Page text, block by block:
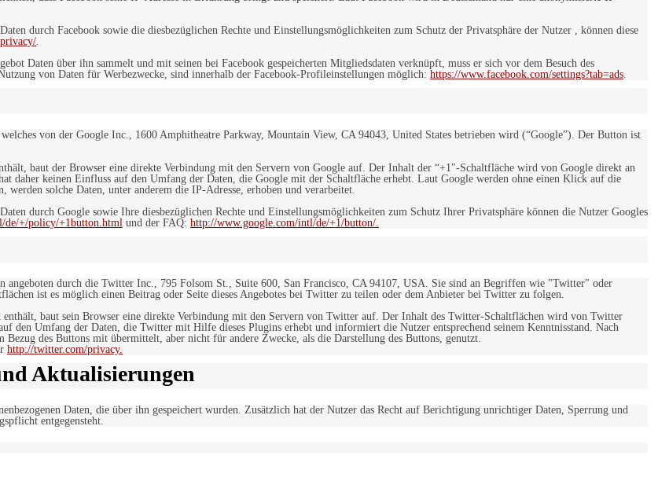
durch Facebook sowie die diesbezüglichen Rechte und Einstellungsmöglichkeiten zum Schutz der Privatsphäre der Nutzer , können diese
.
Daten über ihn sammelt und mit seinen bei Facebook gespeicherten Mitgliedsdaten verknüpft, muss er sich vor dem Besuch des
von Daten für Werbezwecke, sind innerhalb der Facebook-Profileinstellungen möglich: https://www.facebook.com/settings?tab=ads.
von der Google Inc., 1600 Amphitheatre Parkway, Mountain View, CA 94043, United States betrieben wird (“Google”). Der Button ist
baut der Browser eine direkte Verbindung mit den Servern von Google auf. Der Inhalt der “+1″-Schaltfläche wird von Google direkt an
daher keinen Einfluss auf den Umfang der Daten, die Google mit der Schaltfläche erhebt. Laut Google werden ohne einen Klick auf die
solche Daten, unter anderem die IP-Adresse, erhoben und verarbeitet.
durch Google sowie Ihre diesbezüglichen Rechte und Einstellungsmöglichkeiten zum Schutz Ihrer Privatsphäre können die Nutzer Googles
de/+/policy/+1button.html und der FAQ: http://www.google.com/intl/de/+1/button/.
angeboten durch die Twitter Inc., 795 Folsom St., Suite 600, San Francisco, CA 94107, USA. Sie sind an Begriffen wie "Twitter" oder
ist es möglich einen Beitrag oder Seite dieses Angebotes bei Twitter zu teilen oder dem Anbieter bei Twitter zu folgen.
baut sein Browser eine direkte Verbindung mit den Servern von Twitter auf. Der Inhalt des Twitter-Schaltflächen wird von Twitter
den Umfang der Daten, die Twitter mit Hilfe dieses Plugins erhebt und informiert die Nutzer entsprechend seinem Kenntnisstand. Nach
des Buttons mit übermittelt, aber nicht für andere Zwecke, als die Darstellung des Buttons, genutzt.
http://twitter.com/privacy.
Aktualisierungen
Daten, die über ihn gespeichert wurden. Zusätzlich hat der Nutzer das Recht auf Berichtigung unrichtiger Daten, Sperrung und
entgegensteht.